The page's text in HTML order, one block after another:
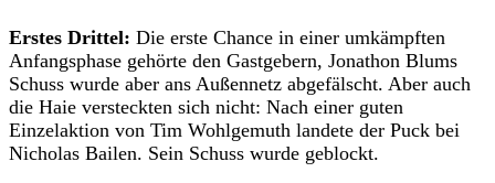
Erstes Drittel: Die erste Chance in einer umkämpften
Anfangsphase gehörte den Gastgebern, Jonathon Blums
Schuss wurde aber ans Außennetz abgefälscht. Aber auch
die Haie versteckten sich nicht: Nach einer guten
Einzelaktion von Tim Wohlgemuth landete der Puck bei
Nicholas Bailen. Sein Schuss wurde geblockt.